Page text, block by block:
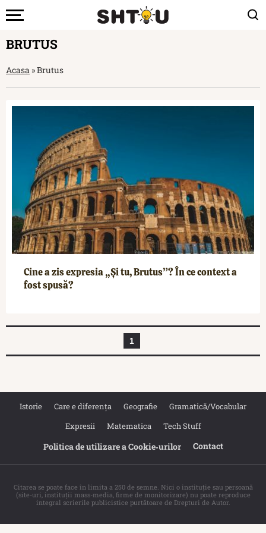
BRUTUS
Acasa »Brutus
Cine a zis expresia „Și tu, Brutus”? În ce context a
fost spusă?
1
Istorie Care e diferența Geografie
Gramatică/Vocabular
Expresii
Matematica Tech Stuff
Politica de utilizare a Cookie‐urilor Contact
Citarea se poate face în limita a 250 de semne. Nici o instituţie sau persoană
(site-uri, instituţii mass-media, firme de monitorizare) nu poate reproduce
integral scrierile publicistice purtătoare de Drepturi de Autor.